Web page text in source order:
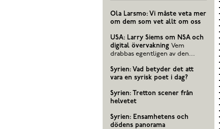
Ola Larsmo: Vi måste veta mer
om dem som vet allt om oss
USA: Larry Siems om NSA och
digital övervakning Vem
drabbas egentligen av den...
Syrien: Vad betyder det att
vara en syrisk poet i dag?
Syrien: Tretton scener från
helvetet
Syrien: Ensamhetens och
dödens panorama